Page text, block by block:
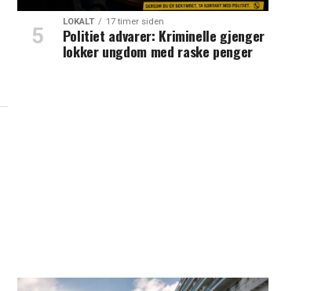
LOKALT 17 timer siden
Politiet advarer: Kriminelle gjenger
lokker ungdom med raske penger